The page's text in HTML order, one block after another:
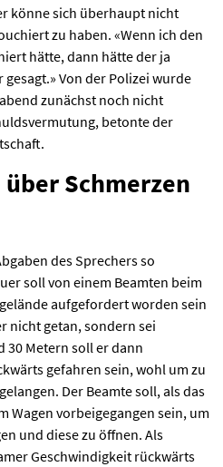
könne sich überhaupt nicht
zu haben. «Wenn ich den
hätte, dann hätte der ja
Von der Polizei wurde
zunächst noch nicht
betonte der
Schmerzen
des Sprechers so
soll von einem Beamten beim
aufgefordert worden sein
nicht getan, sondern sei
30 Metern soll er dann
gefahren sein, wohl um zu
Der Beamte soll, als das
Wagen vorbeigegangen sein, um
und diese zu öffnen. Als
Geschwindigkeit rückwärts